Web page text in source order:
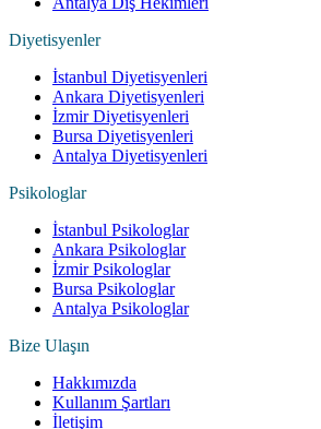
Diyetisyenler
İstanbul Diyetisyenleri
Ankara Diyetisyenleri
İzmir Diyetisyenleri
Bursa Diyetisyenleri
Antalya Diyetisyenleri
Psikologlar
İstanbul Psikologlar
Ankara Psikologlar
İzmir Psikologlar
Bursa Psikologlar
Antalya Psikologlar
Bize Ulaşın
Hakkımızda
Kullanım Şartları
İletişim